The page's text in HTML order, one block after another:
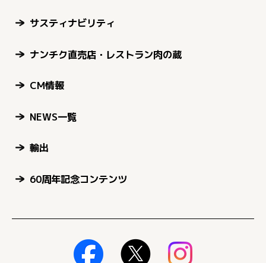
サスティナビリティ
ナンチク直売店・レストラン肉の蔵
CM情報
NEWS一覧
輸出
60周年記念コンテンツ